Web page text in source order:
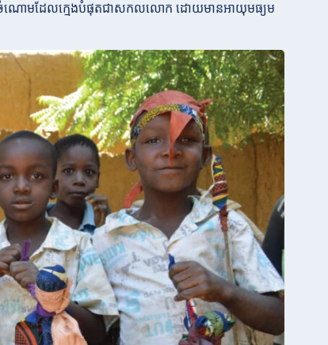
ងចំណោមដែលក្មេងបំផុតជាសកលលោក ដោយមានអាយុមធ្យម